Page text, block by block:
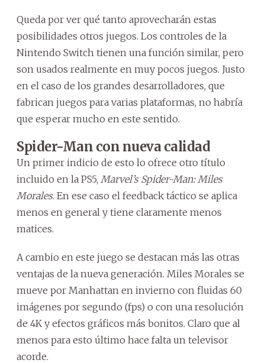
Queda por ver qué tanto aprovecharán estas
posibilidades otros juegos. Los controles de la
Nintendo Switch tienen una función similar, pero
son usados realmente en muy pocos juegos. Justo
en el caso de los grandes desarrolladores, que
fabrican juegos para varias plataformas, no habría
que esperar mucho en este sentido.
Spider-Man con nueva calidad
Un primer indicio de esto lo ofrece otro título
incluido en la PS5, Marvel’s Spider-Man: Miles
Morales. En ese caso el feedback táctico se aplica
menos en general y tiene claramente menos
matices.
A cambio en este juego se destacan más las otras
ventajas de la nueva generación. Miles Morales se
mueve por Manhattan en invierno con fluidas 60
imágenes por segundo (fps) o con una resolución
de 4K y efectos gráficos más bonitos. Claro que al
menos para esto último hace falta un televisor
acorde.